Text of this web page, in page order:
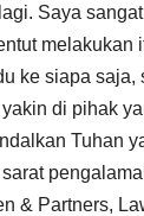
Saya
melakukan
ke siapa saja,
di pihak
Tuhan
& Partners,